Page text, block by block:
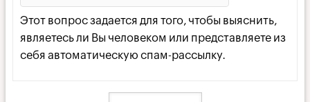
Этот вопрос задается для того, чтобы выяснить,
являетесь ли Вы человеком или представляете из
себя автоматическую спам-рассылку.